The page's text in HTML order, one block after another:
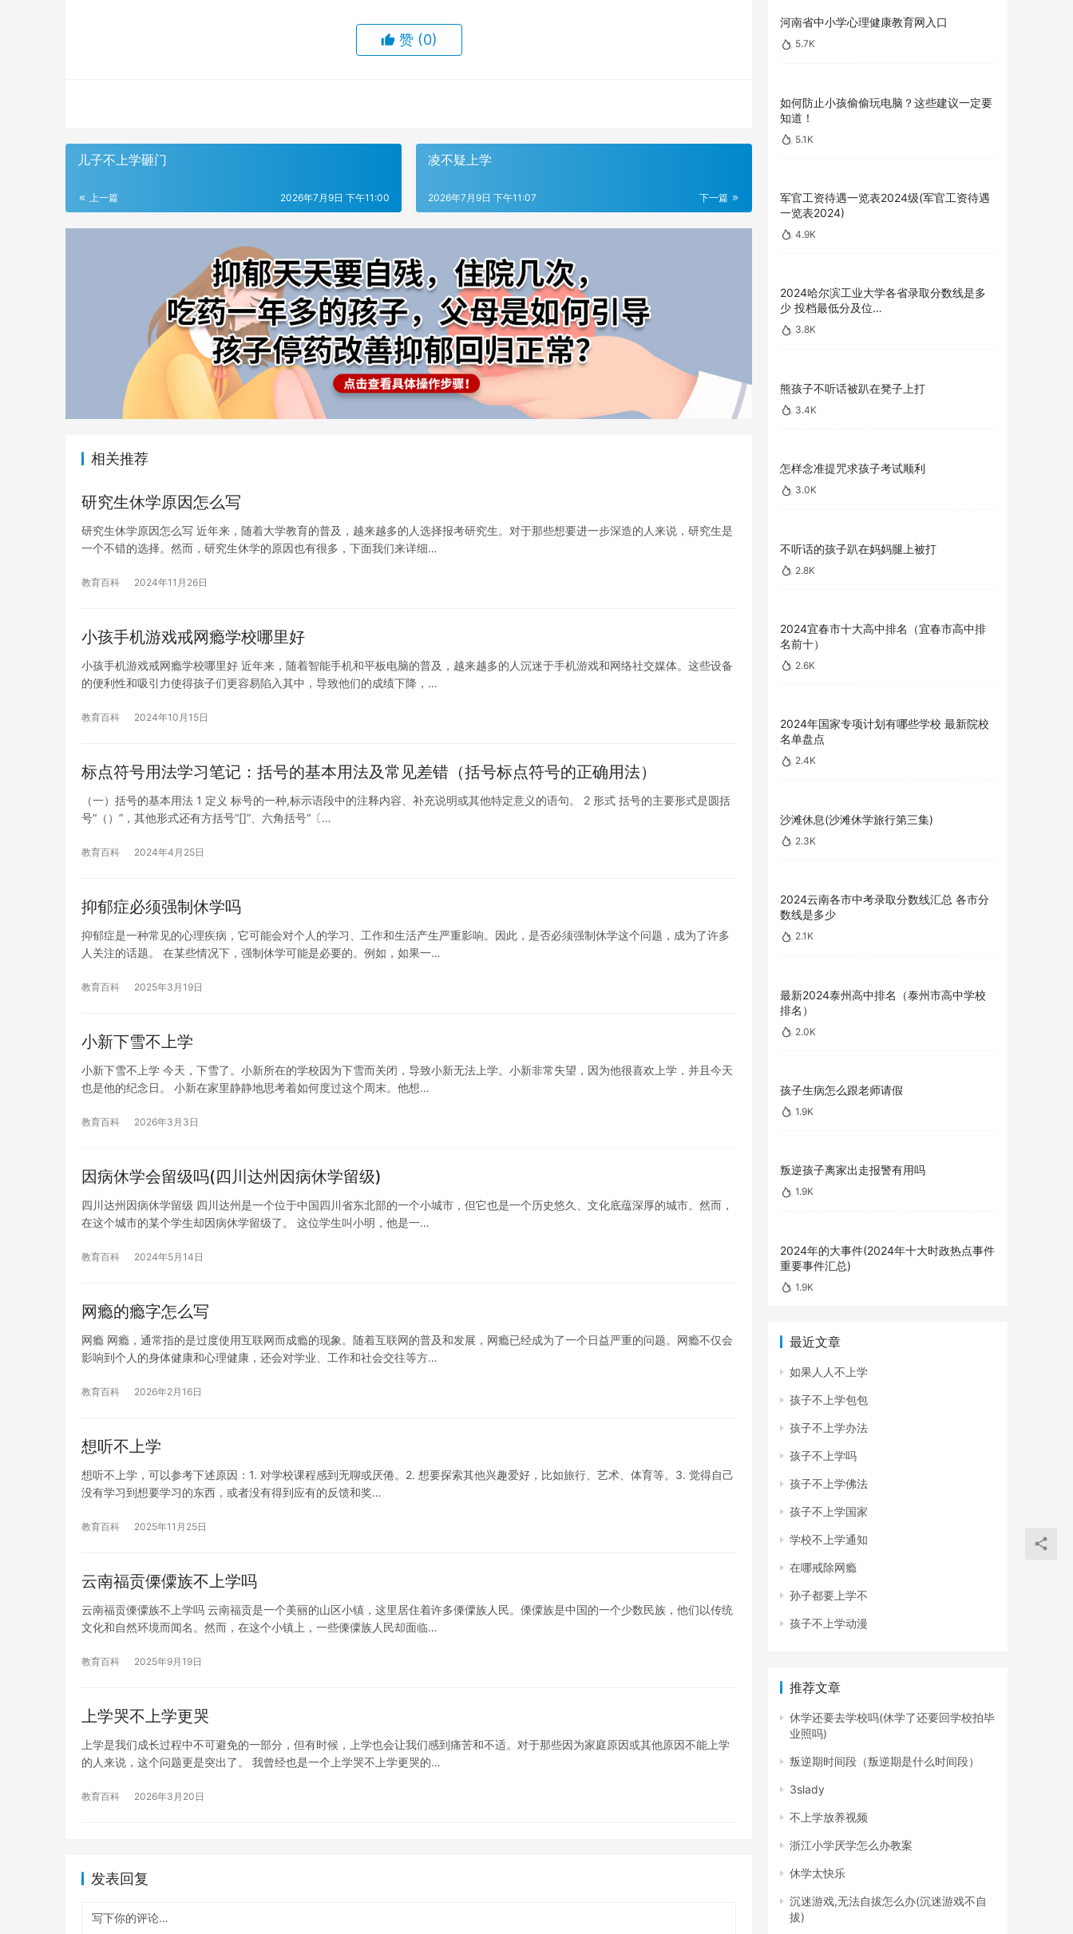
赞 (0)
儿子不上学砸门
上一篇 2026年7月9日 下午11:00
凌不疑上学
下一篇
2026年7月9日 下午11:07
相关推荐
研究生休学原因怎么写
研究生休学原因怎么写 近年来，随着大学教育的普及，越来越多的人选择报考研究生。对于那些想要进一步深造的人来说，研究生是
一个不错的选择。然而，研究生休学的原因也有很多，下面我们来详细…
教育百科 2024年11月26日
小孩手机游戏戒网瘾学校哪里好
小孩手机游戏戒网瘾学校哪里好 近年来，随着智能手机和平板电脑的普及，越来越多的人沉迷于手机游戏和网络社交媒体。这些设备
的便利性和吸引力使得孩子们更容易陷入其中，导致他们的成绩下降，…
教育百科 2024年10月15日
标点符号用法学习笔记：括号的基本用法及常见差错（括号标点符号的正确用法）
（一）括号的基本用法 1 定义 标号的一种,标示语段中的注释内容、补充说明或其他特定意义的语句。 2 形式 括号的主要形式是圆括
号“（）”，其他形式还有方括号“[]”、六角括号“〔…
教育百科 2024年4月25日
抑郁症必须强制休学吗
抑郁症是一种常见的心理疾病，它可能会对个人的学习、工作和生活产生严重影响。因此，是否必须强制休学这个问题，成为了许多
人关注的话题。 在某些情况下，强制休学可能是必要的。例如，如果一…
教育百科 2025年3月19日
小新下雪不上学
小新下雪不上学 今天，下雪了。小新所在的学校因为下雪而关闭，导致小新无法上学。小新非常失望，因为他很喜欢上学，并且今天
也是他的纪念日。 小新在家里静静地思考着如何度过这个周末。他想…
教育百科 2026年3月3日
因病休学会留级吗(四川达州因病休学留级)
四川达州因病休学留级 四川达州是一个位于中国四川省东北部的一个小城市，但它也是一个历史悠久、文化底蕴深厚的城市。然而，
在这个城市的某个学生却因病休学留级了。 这位学生叫小明，他是一…
教育百科 2024年5月14日
网瘾的瘾字怎么写
网瘾 网瘾，通常指的是过度使用互联网而成瘾的现象。随着互联网的普及和发展，网瘾已经成为了一个日益严重的问题。网瘾不仅会
影响到个人的身体健康和心理健康，还会对学业、工作和社会交往等方…
教育百科 2026年2月16日
想听不上学
想听不上学，可以参考下述原因：1. 对学校课程感到无聊或厌倦。2. 想要探索其他兴趣爱好，比如旅行、艺术、体育等。3. 觉得自己
没有学习到想要学习的东西，或者没有得到应有的反馈和奖…
教育百科 2025年11月25日
云南福贡傈僳族不上学吗
云南福贡傈僳族不上学吗 云南福贡是一个美丽的山区小镇，这里居住着许多傈僳族人民。傈僳族是中国的一个少数民族，他们以传统
文化和自然环境而闻名。然而，在这个小镇上，一些傈僳族人民却面临…
教育百科 2025年9月19日
上学哭不上学更哭
上学是我们成长过程中不可避免的一部分，但有时候，上学也会让我们感到痛苦和不适。对于那些因为家庭原因或其他原因不能上学
的人来说，这个问题更是突出了。 我曾经也是一个上学哭不上学更哭的…
教育百科 2026年3月20日
发表回复
河南省中小学心理健康教育网入口
5.7K
如何防止小孩偷偷玩电脑？这些建议一定要
知道！
5.1K
军官工资待遇一览表2024级(军官工资待遇
一览表2024)
4.9K
2024哈尔滨工业大学各省录取分数线是多
少 投档最低分及位…
3.8K
熊孩子不听话被趴在凳子上打
3.4K
怎样念准提咒求孩子考试顺利
3.0K
不听话的孩子趴在妈妈腿上被打
2.8K
2024宜春市十大高中排名（宜春市高中排
名前十）
2.6K
2024年国家专项计划有哪些学校 最新院校
名单盘点
2.4K
沙滩休息(沙滩休学旅行第三集)
2.3K
2024云南各市中考录取分数线汇总 各市分
数线是多少
2.1K
最新2024泰州高中排名（泰州市高中学校
排名）
2.0K
孩子生病怎么跟老师请假
1.9K
叛逆孩子离家出走报警有用吗
1.9K
2024年的大事件(2024年十大时政热点事件
重要事件汇总)
1.9K
最近文章
如果人人不上学
孩子不上学包包
孩子不上学办法
孩子不上学吗
孩子不上学佛法
孩子不上学国家
学校不上学通知
在哪戒除网瘾
孙子都要上学不
孩子不上学动漫
推荐文章
休学还要去学校吗(休学了还要回学校拍毕
业照吗)
叛逆期时间段（叛逆期是什么时间段）
3slady
不上学放养视频
浙江小学厌学怎么办教案
休学太快乐
沉迷游戏,无法自拔怎么办(沉迷游戏不自
拔)